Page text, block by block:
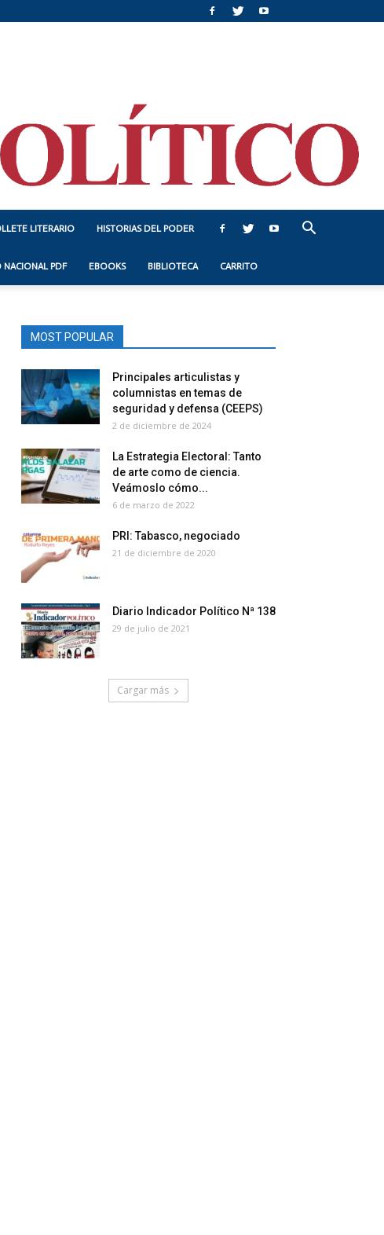
LITERARIO HISTORIAS DEL PODER
NACIONAL PDF EBOOKS BIBLIOTECA CARRITO
MOST POPULAR
Principales articulistas y
columnistas en temas de
seguridad y defensa (CEEPS)
2 de diciembre de 2024
La Estrategia Electoral: Tanto
de arte como de ciencia.
Veámoslo cómo...
6 de marzo de 2022
PRI: Tabasco, negociado
21 de diciembre de 2020
Diario Indicador Político Nª 138
29 de julio de 2021
Cargar más